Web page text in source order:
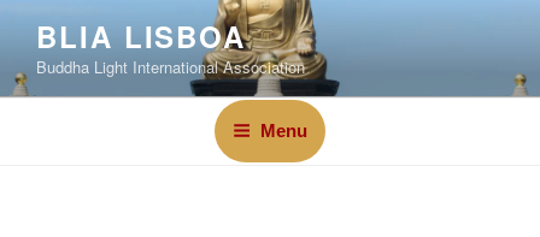
BLIA LISBOA
Buddha Light International Association
Menu